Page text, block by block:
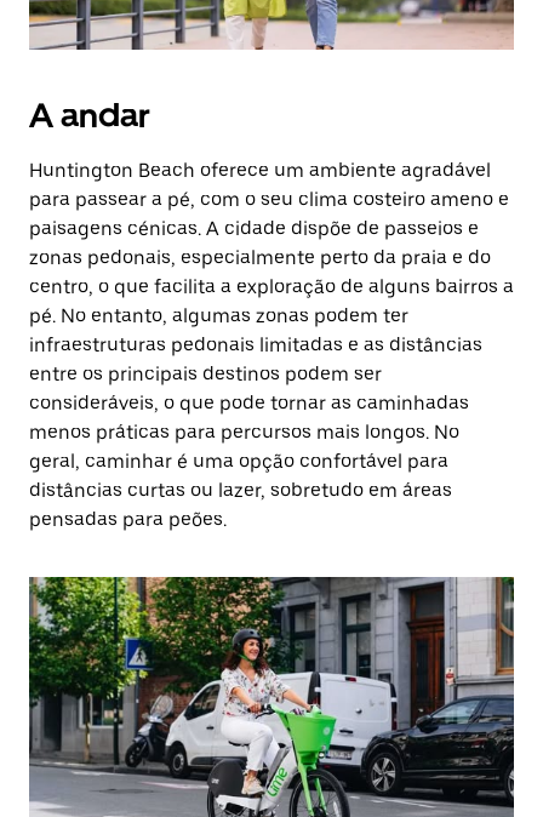
A andar
Huntington Beach oferece um ambiente agradável
para passear a pé, com o seu clima costeiro ameno e
paisagens cénicas. A cidade dispõe de passeios e
zonas pedonais, especialmente perto da praia e do
centro, o que facilita a exploração de alguns bairros a
pé. No entanto, algumas zonas podem ter
infraestruturas pedonais limitadas e as distâncias
entre os principais destinos podem ser
consideráveis, o que pode tornar as caminhadas
menos práticas para percursos mais longos. No
geral, caminhar é uma opção confortável para
distâncias curtas ou lazer, sobretudo em áreas
pensadas para peões.